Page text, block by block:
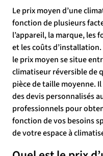
Le prix moyen d’une
fonction de plusieurs
l’appareil, la marque,
et les coûts
le prix moyen se situe
climatiseur réversible de
pièce de taille moyenne.
des devis personnalisés
professionnels pour
fonction de vos besoins
de votre espace à